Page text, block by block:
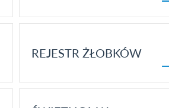
REJESTR ŻŁOBKÓW